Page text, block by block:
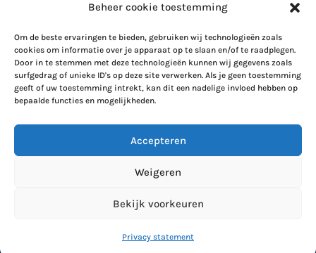
Beheer cookie toestemming
Om de beste ervaringen te bieden, gebruiken wij technologieën zoals
cookies om informatie over je apparaat op te slaan en/of te raadplegen.
Door in te stemmen met deze technologieën kunnen wij gegevens zoals
surfgedrag of unieke ID's op deze site verwerken. Als je geen toestemming
geeft of uw toestemming intrekt, kan dit een nadelige invloed hebben op
bepaalde functies en mogelijkheden.
Accepteren
Weigeren
Bekijk voorkeuren
Privacy statement
Privacy Statement|